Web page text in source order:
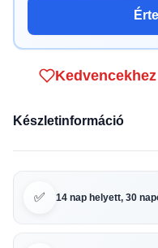
Kedvencekhez
Készletinformáció
✅ 14 nap helyett, 30